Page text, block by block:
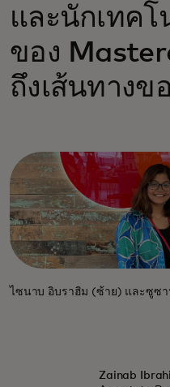
และนักเทค
ของ
ถึงเส้นทางข
ไซนาบ อิบราฮิม (ซ้าย) และซูซา
Zainab